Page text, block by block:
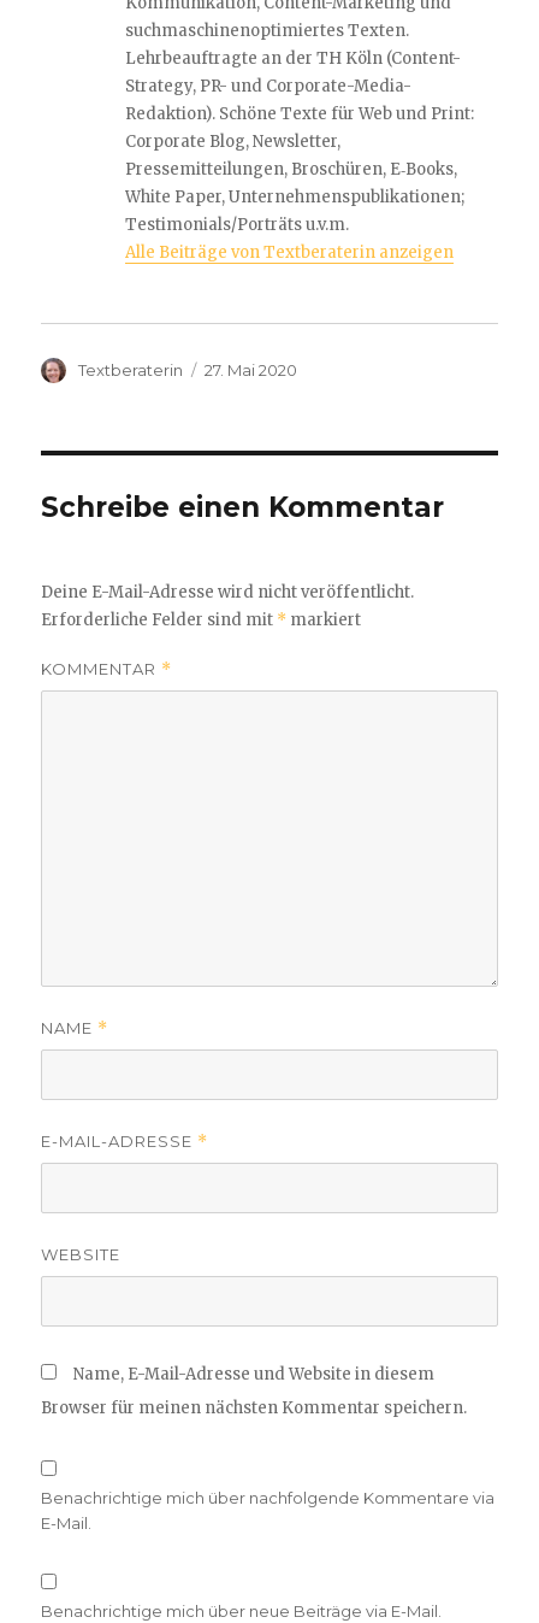
suchmaschinenoptimiertes Texten.
Lehrbeauftragte an der TH Köln (Content-
Strategy, PR- und Corporate-Media-
Redaktion). Schöne Texte für Web und Print:
Corporate Blog, Newsletter,
Pressemitteilungen, Broschüren, E‐Books,
White Paper, Unternehmenspublikationen;
Testimonials/Porträts u.v.m.
Alle Beiträge von Textberaterin anzeigen
Autor
Textberaterin
Veröffentlicht
27. Mai 2020
Schreibe einen Kommentar
Deine E-Mail-Adresse wird nicht veröffentlicht.
Erforderliche Felder sind mit * markiert
KOMMENTAR *
NAME *
E-MAIL-ADRESSE *
WEBSITE
Name, E-Mail-Adresse und Website in diesem
Browser für meinen nächsten Kommentar speichern.
Benachrichtige mich über nachfolgende Kommentare via
E-Mail.
Benachrichtige mich über neue Beiträge via E-Mail.